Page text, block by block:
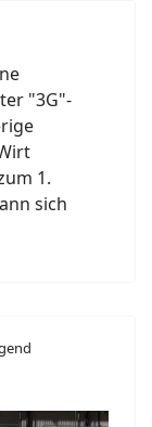
"3G"-
1.
sich